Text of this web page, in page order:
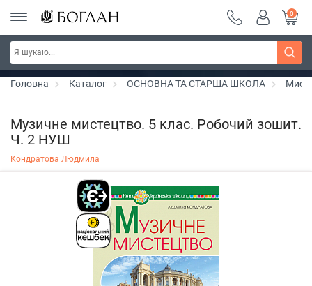
РОЗПРОДАЖ ~ 150 грн ~ 200 грн ~ 250 грн ~
300 грн ~ РОЗПРОДАЖ
Дізнатись більше
0
Головна Каталог ОСНОВНА ТА СТАРША ШКОЛА
Музичне мистецтво. 5 клас. Робочий зошит.
Ч. 2 НУШ
Кондратова Людмила